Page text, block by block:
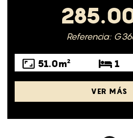
Referencia:
51.0m² 1
VER MÁS